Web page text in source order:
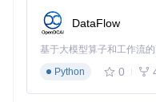
DataFlow
基于大模型算子和工作流
Python
0